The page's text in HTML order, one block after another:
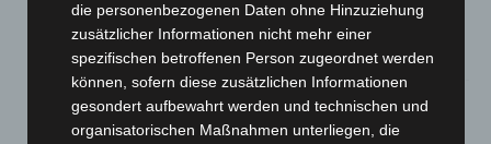
Gasleitung bei McDonald’s-Umbau in Langenhagen
beschädigt
5. August 2026
Anklage nach Abschaltung von „Archetyp Market“ erhoben
3. August 2026
die personenbezogenen Daten ohne Hinzuziehung
zusätzlicher Informationen nicht mehr einer
spezifischen betroffenen Person zugeordnet werden
können, sofern diese zusätzlichen Informationen
gesondert aufbewahrt werden und technischen und
organisatorischen Maßnahmen unterliegen, die